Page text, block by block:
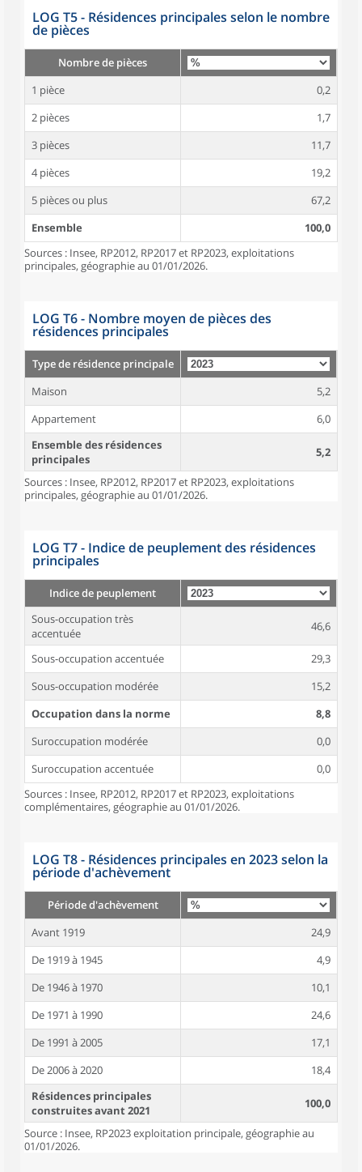
LOG T5 - Résidences principales selon le nombre
de pièces
Nombre de pièces
1 pièce
0,2
2 pièces
1,7
3 pièces
11,7
4 pièces
19,2
5 pièces ou plus
67,2
Ensemble
100,0
Sources : Insee, RP2012, RP2017 et RP2023, exploitations
principales, géographie au 01/01/2026.
LOG T6 - Nombre moyen de pièces des
résidences principales
Type de résidence principale
Maison
5,2
Appartement
6,0
Ensemble des résidences
principales
5,2
Sources : Insee, RP2012, RP2017 et RP2023, exploitations
principales, géographie au 01/01/2026.
LOG T7 - Indice de peuplement des résidences
principales
Indice de peuplement
Sous-occupation très
accentuée
46,6
Sous-occupation accentuée
29,3
Sous-occupation modérée
15,2
Occupation dans la norme
8,8
Suroccupation modérée
0,0
Suroccupation accentuée
0,0
Sources : Insee, RP2012, RP2017 et RP2023, exploitations
complémentaires, géographie au 01/01/2026.
LOG T8 - Résidences principales en 2023 selon la
période d'achèvement
Période d'achèvement
Avant 1919
24,9
De 1919 à 1945
4,9
De 1946 à 1970
10,1
De 1971 à 1990
24,6
De 1991 à 2005
17,1
De 2006 à 2020
18,4
Résidences principales
construites avant 2021
100,0
Source : Insee, RP2023 exploitation principale, géographie au
01/01/2026.